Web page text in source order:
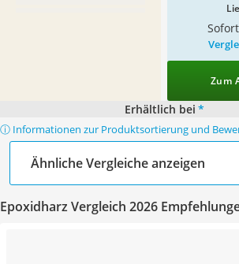
Zum
Erhältlich bei *
ⓘ Informationen zur Produktsortierung und
Ähnliche Vergleiche anzeigen
Epoxidharz Vergleich 2026